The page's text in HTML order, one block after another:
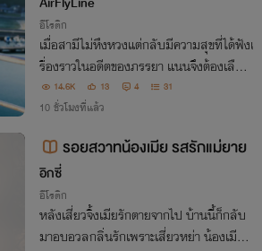
อีโรติก
เมื่อสามีไม่หึงหวงแต่กลับมีความสุขที่ได้ฟังเ
รื่องราวในอดีตของภรรยา แนนจึงต้องเลือก
ว่าจะเก็บฝังความทรงจำไว้ให้มิดชิดหรือจะปลุ
กความเร่าร้อนของถ่านไฟเก่ามาเติมเต็มรสนิ
14.6K 13 4 31
10 ชั่วโมงที่แล้ว
รอยสวาทน้องเมีย รสรักแม่ยาย
อิกซี่
อีโรติก
หลังเสี่ยวจิ้งเมียรักตายจากไป บ้านนี้ก็กลับ
มาอบอวลกลิ่นรักเพราะเสี่ยวหย่า น้องเมียแ